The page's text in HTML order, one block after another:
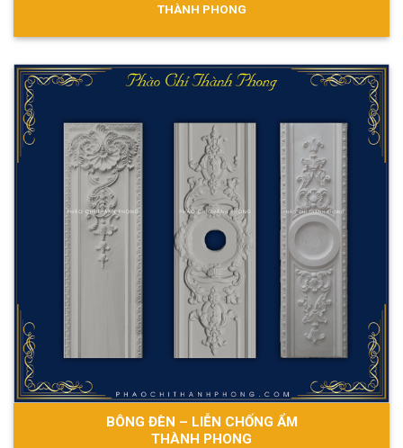
THÀNH PHONG
BÔNG ĐÈN – LIỄN CHỐNG ẨM
THÀNH PHONG